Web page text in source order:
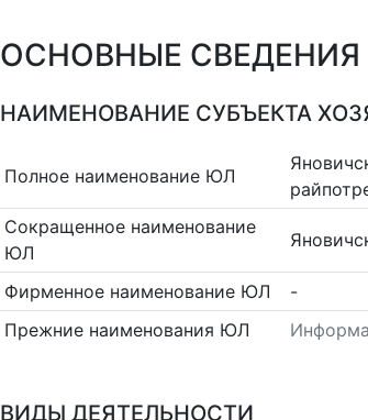
ОСНОВНЫЕ СВЕДЕНИЯ
НАИМЕНОВАНИЕ СУБЪЕКТА
Полное наименование ЮЛ
Сокращенное наименование
ЮЛ
Фирменное наименование ЮЛ
-
Прежние наименования ЮЛ
ВИДЫ ДЕЯТЕЛЬНОСТИ